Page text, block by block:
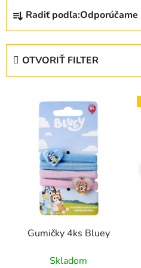
R
d
Radiť podľa:Odporúčame
OTVORIŤ FILTER
Gumičky 4ks Bluey
Skladom